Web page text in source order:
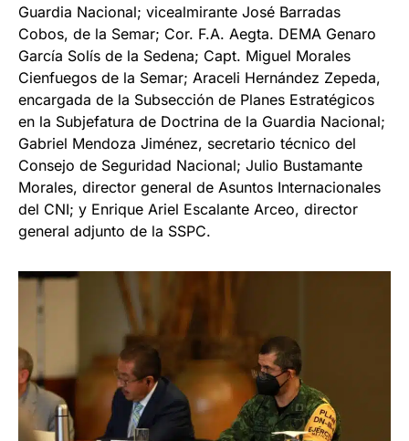
Guardia Nacional; vicealmirante José Barradas
Cobos, de la Semar; Cor. F.A. Aegta. DEMA Genaro
García Solís de la Sedena; Capt. Miguel Morales
Cienfuegos de la Semar; Araceli Hernández Zepeda,
encargada de la Subsección de Planes Estratégicos
en la Subjefatura de Doctrina de la Guardia Nacional;
Gabriel Mendoza Jiménez, secretario técnico del
Consejo de Seguridad Nacional; Julio Bustamante
Morales, director general de Asuntos Internacionales
del CNI; y Enrique Ariel Escalante Arceo, director
general adjunto de la SSPC.